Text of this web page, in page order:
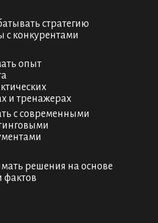
стратегию
с конкурентами
с современными
решения на основе
фактов
опыт
и тренажерах